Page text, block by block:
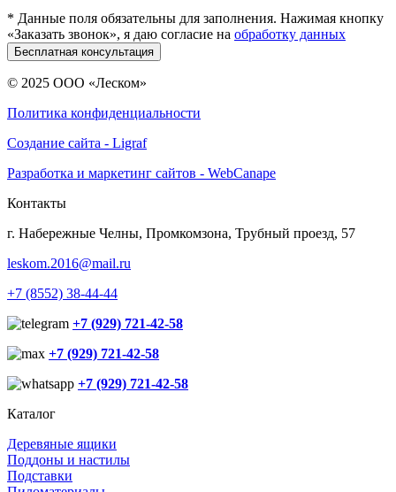
* Данные поля обязательны для заполнения. Нажимая кнопку
«Заказать звонок», я даю согласие на обработку данных
© 2025 ООО «Леском»
Политика конфиденциальности
Создание сайта - Ligraf
Разработка и маркетинг сайтов - WebCanape
Контакты
г. Набережные Челны, Промкомзона, Трубный проезд, 57
leskom.2016@mail.ru
+7 (8552) 38-44-44
+7 (929) 721-42-58
+7 (929) 721-42-58
+7 (929) 721-42-58
Каталог
Деревяные ящики
Поддоны и настилы
Подставки